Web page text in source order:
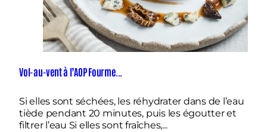
Vol-au-vent à l’AOP Fourme...
Si elles sont séchées, les réhydrater dans de l’eau
tiède pendant 20 minutes, puis les égoutter et
filtrer l’eau Si elles sont fraîches,...